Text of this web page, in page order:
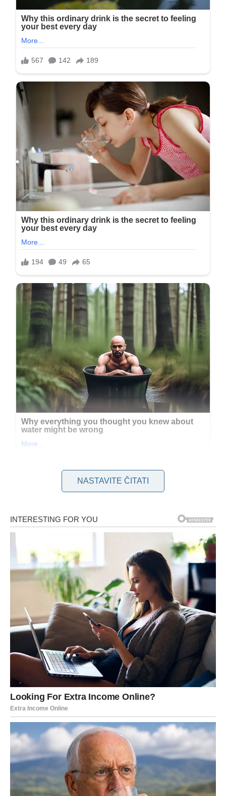
Kada je Martina saznala da boluje od multiple skleroze, svet joj
ozbiljnost situacije, ali sve što je Martina želela bilo je da sa
svojim mužem Petrom, prošli kroz sve to zajedno. Međutim,
Petar je iznenada otišao. Bez reči, bez objašnjenja, spakovao
je svoje stvari i nestao iz njihovog života. “Moram da odem,
nisam dobro”, bile su njegove poslednje reči, a Martina je
ostala da stoji u kuhinji, prekrivena brašnom dok je pripremala
lepinje za decu, potpuno zbunjena. Kako je to moglo da se
desi? Šta je otišlo po zlu?
Petar, koji je bio njen partner u svim životnim borbama,
sada je postao nepoznat čovek. Ostavio ju je sa decom, u
tišini koju nije znala da podnese. Danima Martina nije imala
ni poziv ni poruku od njega. Na sve što je pokušavala da
nešto duboko pogrešno, ali ništa nije mogla da razjasni.
Iako nije imala odgovore, ona je bila primorana da nastavi
dalje, jer je deci morala pokazati snagu.
NASTAVITE ČITATI